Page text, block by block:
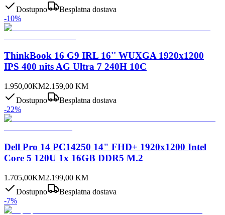
Dostupno
Besplatna dostava
-10%
ThinkBook 16 G9 IRL 16'' WUXGA 1920x1200
IPS 400 nits AG Ultra 7 240H 10C
1.950,00KM2.159,00 KM
Dostupno
Besplatna dostava
-22%
Dell Pro 14 PC14250 14" FHD+ 1920x1200 Intel
Core 5 120U 1x 16GB DDR5 M.2
1.705,00KM2.199,00 KM
Dostupno
Besplatna dostava
-7%